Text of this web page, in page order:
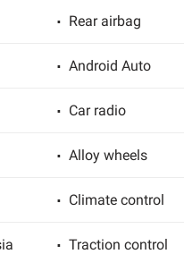
Rear airbag
Android Auto
Car radio
Alloy wheels
Climate control
Traction control